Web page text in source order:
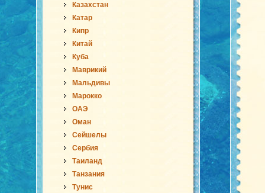
Казахстан
Катар
Кипр
Китай
Куба
Маврикий
Мальдивы
Марокко
ОАЭ
Оман
Сейшелы
Сербия
Таиланд
Танзания
Тунис